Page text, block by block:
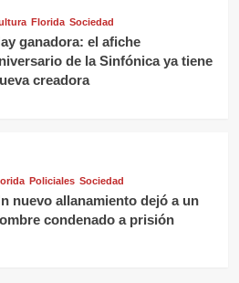
Florida Sociedad
ganadora: el afiche
de la Sinfónica ya tiene
creadora
Policiales Sociedad
nuevo allanamiento dejó a un
condenado a prisión